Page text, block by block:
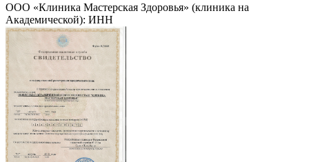
ООО «Клиника Мастерская Здоровья» (клиника на
Академической): ИНН